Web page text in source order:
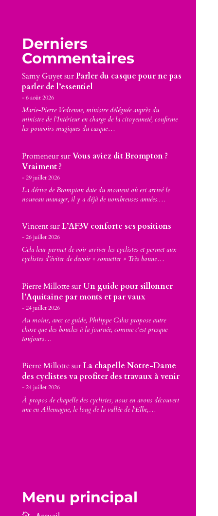
Derniers
Commentaires
Samy GuyetsurParler du casque pour ne pas
parler de l’essentiel
6 août 2026
Marie-Pierre Vedrenne, ministre déléguée auprès du
ministre de l’Intérieur en charge de la citoyenneté, confirme
les pouvoirs magiques du casque…
PromeneursurVous aviez dit Brompton ?
Vraiment ?
29 juillet 2026
La dérive de Brompton date du moment où est arrivé le
nouveau manager, il y a déjà de nombreuses années.…
VincentsurL’AF3V conforte ses positions
26 juillet 2026
Cela leur permet de voir arriver les cyclistes et permet aux
cyclistes d’éviter de devoir « sonnetter » Très bonne…
Pierre MillottesurUn guide pour sillonner
l’Aquitaine par monts et par vaux
24 juillet 2026
Au moins, avec ce guide, Philippe Calas propose autre
chose que des boucles à la journée, comme c'est presque
toujours…
Pierre MillottesurLa chapelle Notre-Dame
des cyclistes va profiter des travaux à venir
24 juillet 2026
À propos de chapelle des cyclistes, nous en avons découvert
une en Allemagne, le long de la vallée de l'Elbe,…
Menu principal